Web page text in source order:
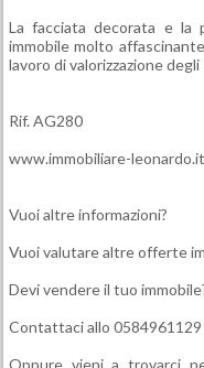
La facciata decorata e la
immobile molto
lavoro di valorizzazione degli
Rif. AG280
www.immobiliare-leonardo.it
Vuoi altre informazioni?
Vuoi valutare altre offerte
Devi vendere il tuo
Contattaci allo
Oppure vieni a trovarci